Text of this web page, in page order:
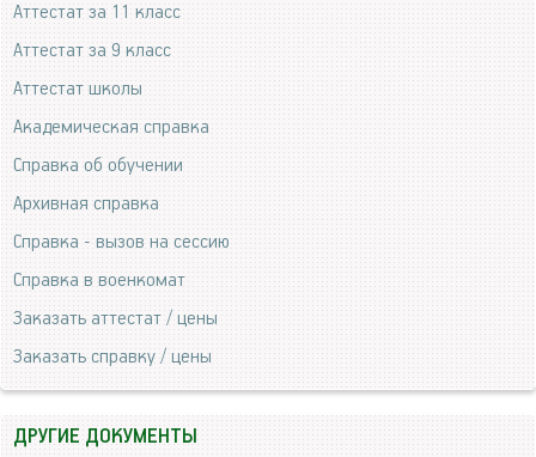
Аттестат за 11 класс
Аттестат за 9 класс
Аттестат школы
Академическая справка
Справка об обучении
Архивная справка
Справка - вызов на сессию
Справка в военкомат
Заказать аттестат / цены
Заказать справку / цены
ДРУГИЕ ДОКУМЕНТЫ